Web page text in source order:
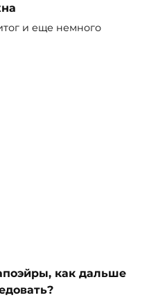
и еще немного
как дальше